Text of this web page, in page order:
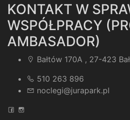
KONTAKT W
WSPÓŁPRACY
AMBASADOR)
Bałtów 170A , 27-423
510 263 896
noclegi@jurapark.pl